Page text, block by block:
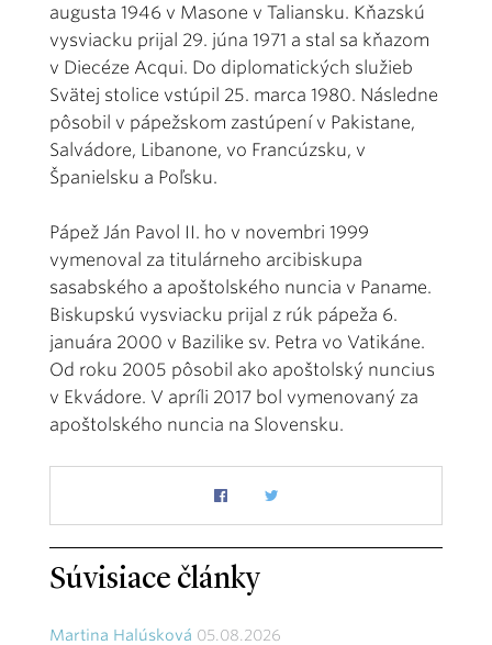
augusta 1946 v Masone v Taliansku. Kňazskú
vysviacku prijal 29. júna 1971 a stal sa kňazom
v Diecéze Acqui. Do diplomatických služieb
Svätej stolice vstúpil 25. marca 1980. Následne
pôsobil v pápežskom zastúpení v Pakistane,
Salvádore, Libanone, vo Francúzsku, v
Španielsku a Poľsku.
Pápež Ján Pavol II. ho v novembri 1999
vymenoval za titulárneho arcibiskupa
sasabského a apoštolského nuncia v Paname.
Biskupskú vysviacku prijal z rúk pápeža 6.
januára 2000 v Bazilike sv. Petra vo Vatikáne.
Od roku 2005 pôsobil ako apoštolský nuncius
v Ekvádore. V apríli 2017 bol vymenovaný za
apoštolského nuncia na Slovensku.
Súvisiace články
Martina Halúsková 05.08.2026